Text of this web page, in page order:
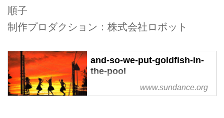
順子
制作プロダクション：株式会社ロボット
and-so-we-put-goldfish-in-
the-pool
Short Film Grand Jury Prize,
www.sundance.org